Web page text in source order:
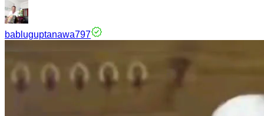
babluguptanawa797